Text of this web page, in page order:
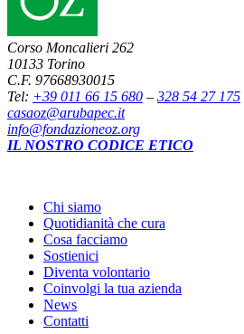
Corso Moncalieri 262
10133 Torino
C.F. 97668930015
Tel: +39 011 66 15 680 – 328 54 27 175
casaoz@arubapec.it
info@fondazioneoz.org
IL NOSTRO CODICE ETICO
Chi siamo
Quotidianità che cura
Cosa facciamo
Sostienici
Diventa volontario
Coinvolgi la tua azienda
News
Contatti